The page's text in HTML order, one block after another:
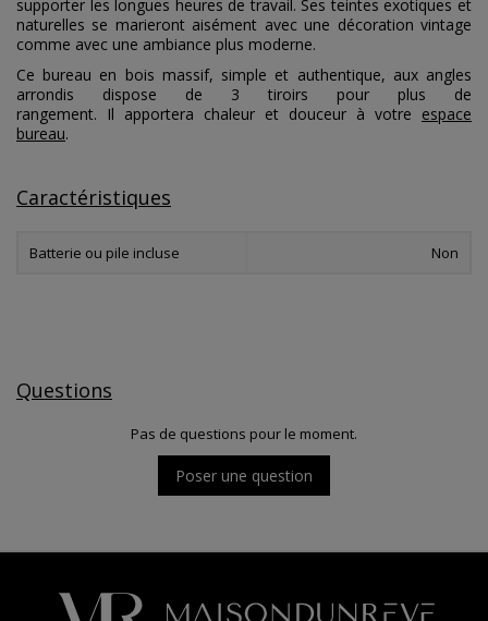
supporter les longues heures de travail. Ses teintes exotiques et
naturelles se marieront aisément avec une décoration vintage
comme avec une ambiance plus moderne.
Ce bureau en bois massif, simple et authentique, aux angles
arrondis dispose de 3 tiroirs pour plus de
rangement.
Il apportera chaleur et douceur à votre espace
bureau.
Caractéristiques
Batterie ou pile incluse Non
Questions
Pas de questions pour le moment.
Poser une question